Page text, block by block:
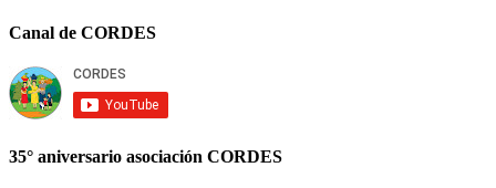
Canal de CORDES
35° aniversario asociación CORDES